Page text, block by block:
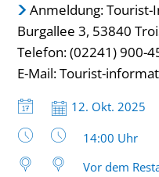
Anmeldung:
Burgallee 3, 53840
Telefon: (02241) 900-
E-Mail:Tourist-
Datum:
12. Okt. 2025
Uhrzeit:
14:00 Uhr
Vor dem